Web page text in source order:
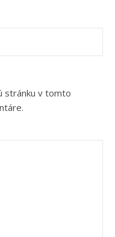
stránku v tomto